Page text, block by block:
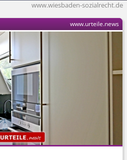
www.wiesbaden-sozialrecht.de
www.urteile.news